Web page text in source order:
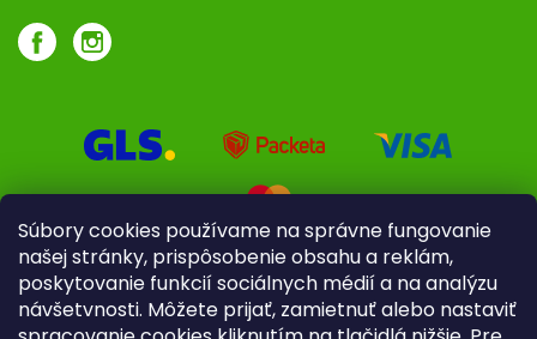
Súbory cookies používame na správne fungovanie
našej stránky, prispôsobenie obsahu a reklám,
poskytovanie funkcií sociálnych médií a na analýzu
návšetvnosti. Môžete prijať, zamietnuť alebo nastaviť